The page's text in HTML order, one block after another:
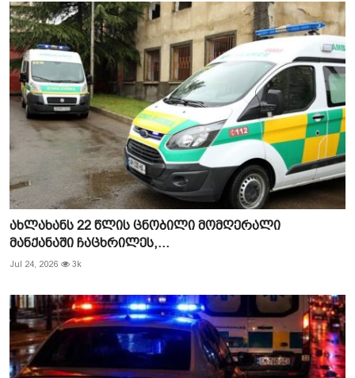
ახლახანს 22 წლის ცნობილი მომღერალი
მანქანაში ჩაცხრილეს,...
Jul 24, 2026 3k